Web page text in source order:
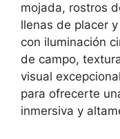
mojada, rostros
llenas de placer
con iluminación
de campo,
visual
para ofrecerte
inmersiva y